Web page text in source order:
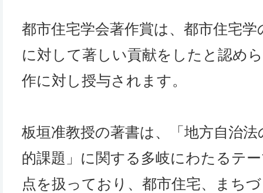
都市住宅学会著作賞は、都市住宅学
に対して著しい貢献をしたと認め
作に対し授与されます。
板垣准教授の著書は、「地方自治法
的課題」に関する多岐にわたるテ
点を扱っており、都市住宅、まち